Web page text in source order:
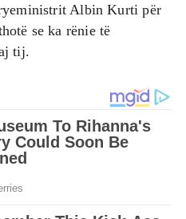
Albin Kurti për
se ka rënie të
tij.